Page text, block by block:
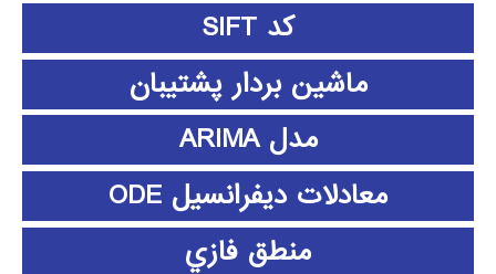
کد SIFT
ماشین بردار پشتیبان
مدل ARIMA
معادلات دیفرانسیل ODE
منطق فازي